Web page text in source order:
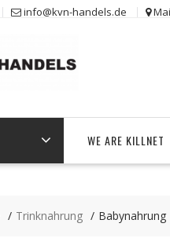
info@kvn-handels.de
WE ARE KILLNET
Trinknahrung Babynahrung